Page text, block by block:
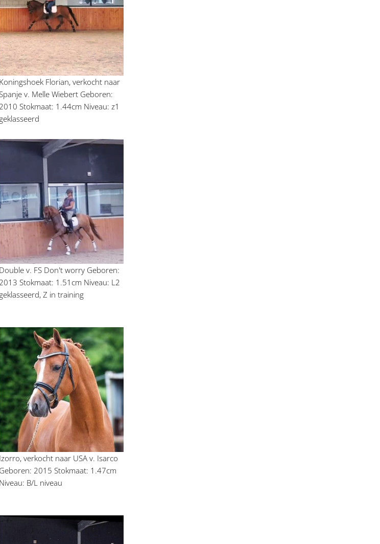
Koningshoek Florian, verkocht naar
v. Melle Wiebert Geboren:
Stokmaat: 1.44cm Niveau: z1
geklasseerd
Double v. FS Don't worry Geboren:
Stokmaat: 1.51cm Niveau: L2
geklasseerd, Z in training
Izorro, verkocht naar USA v. Isarco
Geboren: 2015 Stokmaat: 1.47cm
Niveau: B/L niveau